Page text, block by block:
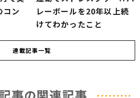
コン
レーボールを20年以上続
けてわかったこと
連載記事一覧